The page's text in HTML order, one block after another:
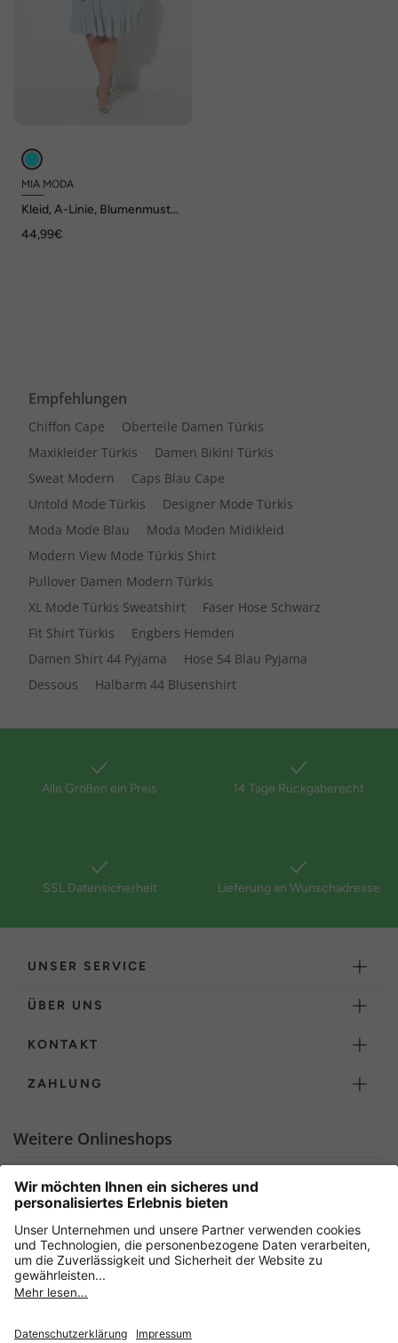
MIA MODA
Kleid, A-Linie, Blumenmuster,
44,99€
Empfehlungen
Chiffon Cape
Oberteile Damen Türkis
Maxikleider Türkis
Damen Bikini Türkis
Sweat Modern
Caps Blau Cape
Untold Mode Türkis
Designer Mode Türkis
Moda Mode Blau
Moda Moden Midikleid
Modern View Mode Türkis Shirt
Pullover Damen Modern Türkis
XL Mode Türkis Sweatshirt
Faser Hose Schwarz
Fit Shirt Türkis
Engbers Hemden
Damen Shirt 44 Pyjama
Hose 54 Blau Pyjama
Dessous
Halbarm 44 Blusenshirt
Alle Größen ein Preis 14 Tage Rückgaberecht
SSL Datensicherheit Lieferung an Wunschadresse
UNSER SERVICE
ÜBER UNS
KONTAKT
ZAHLUNG
Weitere Onlineshops
Sicher einkaufen mit